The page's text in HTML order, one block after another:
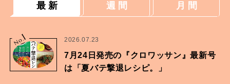
最 新 週 間 月 間
No.
1 2026.07.23
7月24日発売の『クロワッサン』最新号
は「夏バテ撃退レシピ。」